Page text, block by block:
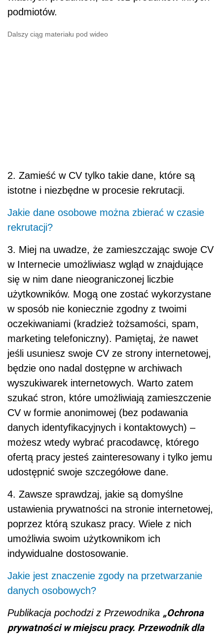
podmiotów.
Dalszy ciąg materiału pod wideo
2. Zamieść w CV tylko takie dane, które są
istotne i niezbędne w procesie rekrutacji.
Jakie dane osobowe można zbierać w czasie
rekrutacji?
3. Miej na uwadze, że zamieszczając swoje CV
w Internecie umożliwiasz wgląd w znajdujące
się w nim dane nieograniczonej liczbie
użytkowników. Mogą one zostać wykorzystane
w sposób nie koniecznie zgodny z twoimi
oczekiwaniami (kradzież tożsamości, spam,
marketing telefoniczny). Pamiętaj, że nawet
jeśli usuniesz swoje CV ze strony internetowej,
będzie ono nadal dostępne w archiwach
wyszukiwarek internetowych. Warto zatem
szukać stron, które umożliwiają zamieszczenie
CV w formie anonimowej (bez podawania
danych identyfikacyjnych i kontaktowych) –
możesz wtedy wybrać pracodawcę, którego
ofertą pracy jesteś zainteresowany i tylko jemu
udostępnić swoje szczegółowe dane.
4. Zawsze sprawdzaj, jakie są domyślne
ustawienia prywatności na stronie internetowej,
poprzez którą szukasz pracy. Wiele z nich
umożliwia swoim użytkownikom ich
indywidualne dostosowanie.
Jakie jest znaczenie zgody na przetwarzanie
danych osobowych?
Publikacja pochodzi z Przewodnika „Ochrona
prywatności w miejscu pracy. Przewodnik dla